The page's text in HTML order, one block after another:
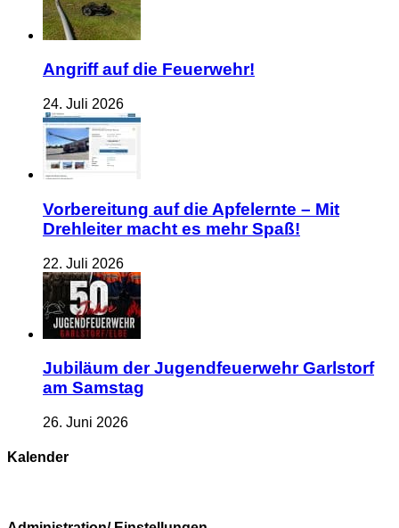
Angriff auf die Feuerwehr!
24. Juli 2026
Vorbereitung auf die Apfelernte – Mit
Drehleiter macht es mehr Spaß!
22. Juli 2026
Jubiläum der Jugendfeuerwehr Garlstorf
am Samstag
26. Juni 2026
Kalender